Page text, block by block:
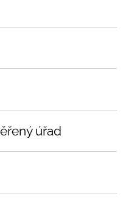
úřad